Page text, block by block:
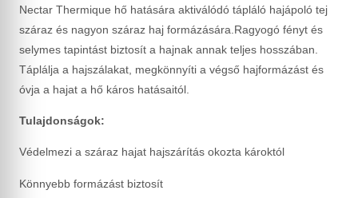
Nectar Thermique hő hatására aktiválódó tápláló hajápoló tej
száraz és nagyon száraz haj formázására.Ragyogó fényt és
selymes tapintást biztosít a hajnak annak teljes hosszában.
Táplálja a hajszálakat, megkönnyíti a végső hajformázást és
óvja a hajat a hő káros hatásaitól.
Tulajdonságok:
Védelmezi a száraz hajat hajszárítás okozta károktól
Könnyebb formázást biztosít